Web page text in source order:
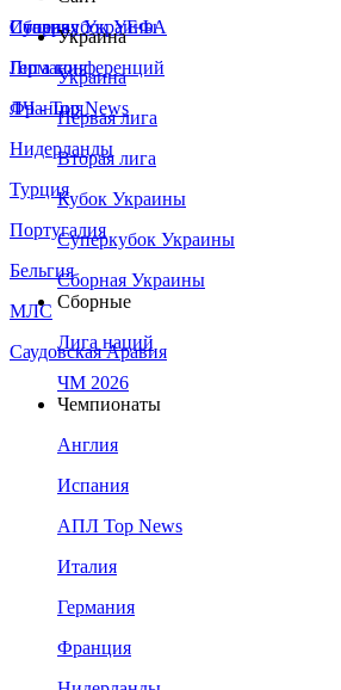
Сборная Украины
Италия
Германия
Франция
Нидерланды
Турция
Португалия
Бельгия
МЛС
Саудовская Аравия
Суперкубок УЕФА
Лига конференций
ЛЧ - Top News
Украина
Украина
Первая лига
Вторая лига
Кубок Украины
Суперкубок Украины
Сборная Украины
Сборные
Лига наций
ЧМ 2026
Чемпионаты
Англия
Испания
АПЛ Top News
Италия
Германия
Франция